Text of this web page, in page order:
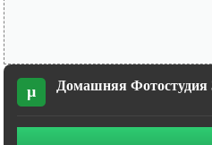
µ Домашняя Фотостудия